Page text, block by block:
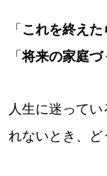
明日
「これを終え
「将来の家庭
人生に迷って
れないとき、ど